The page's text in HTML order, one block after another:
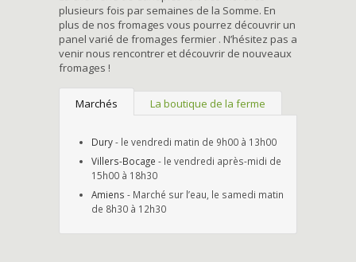
plusieurs fois par semaines de la Somme. En
plus de nos fromages vous pourrez découvrir un
panel varié de fromages fermier . N’hésitez pas a
venir nous rencontrer et découvrir de nouveaux
fromages !
Marchés La boutique de la ferme
Dury- le vendredi matin de 9h00 à 13h00
Villers-Bocage - le vendredi après-midi de
15h00 à 18h30
Amiens - Marché sur l’eau, le samedi matin
de 8h30 à 12h30